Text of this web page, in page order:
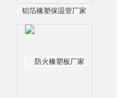
铝箔橡塑保温管厂家